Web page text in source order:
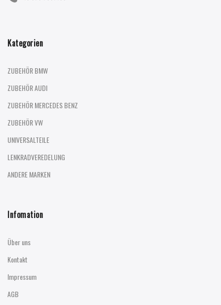
Kategorien
ZUBEHÖR BMW
ZUBEHÖR AUDI
ZUBEHÖR MERCEDES BENZ
ZUBEHÖR VW
UNIVERSALTEILE
LENKRADVEREDELUNG
ANDERE MARKEN
Infomation
Über uns
Kontakt
Impressum
AGB